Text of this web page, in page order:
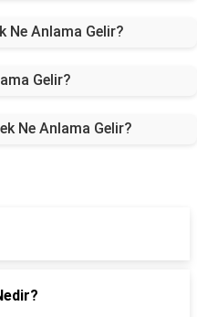
Ne Anlama Gelir?
Gelir?
Ne Anlama Gelir?